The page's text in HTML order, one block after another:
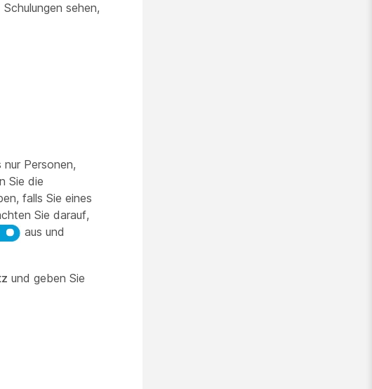
sehen,
Personen,
Sie die
falls Sie eines
Sie darauf,
aus und
und geben Sie